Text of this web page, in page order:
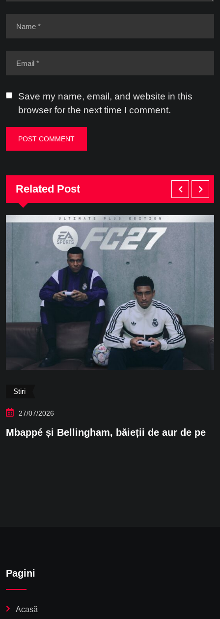
Save my name, email, and website in this
browser for the next time I comment.
Related Post
Stiri
27/07/2026
și Bellingham, băieții de aur de pe
Pagini
Acasă